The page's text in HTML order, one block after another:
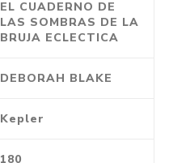
EL CUADERNO DE
LAS SOMBRAS DE LA
BRUJA ECLECTICA
DEBORAH BLAKE
Kepler
180